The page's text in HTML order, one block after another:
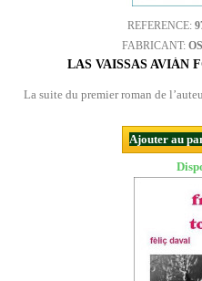
REFERENCE:
FABRICANT:
LAS VAISSAS AVIÁN
La suite du premier roman de
Ajouter au